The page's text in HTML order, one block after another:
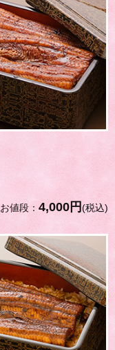
お値段： 4,000円(税込)